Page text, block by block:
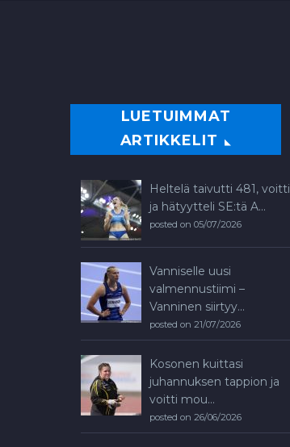
LUETUIMMAT
ARTIKKELIT
Heltelä taivutti 481, voitti
ja hätyytteli SE:tä A...
posted on 05/07/2026
Vanniselle uusi
valmennustiimi –
Vanninen siirtyy...
posted on 21/07/2026
Kosonen kuittasi
juhannuksen tappion ja
voitti mou...
posted on 26/06/2026